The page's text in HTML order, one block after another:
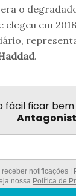
o
elegeu em
.
fácil ficar
notificações |
nossa Política de